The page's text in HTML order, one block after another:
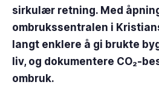
sirkulær retning. Med
ombrukssentralen i
langt enklere å gi brukte
liv, og dokumentere CO₂-
ombruk.